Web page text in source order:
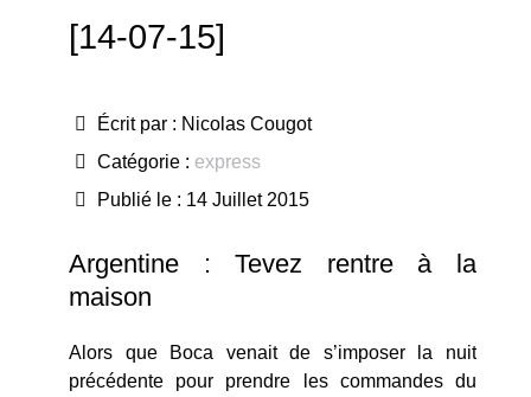
[14-07-15]
Écrit par : Nicolas Cougot
Catégorie : express
Publié le : 14 Juillet 2015
Argentine : Tevez rentre à la
maison
Alors que Boca venait de s’imposer la nuit
précédente pour prendre les commandes du